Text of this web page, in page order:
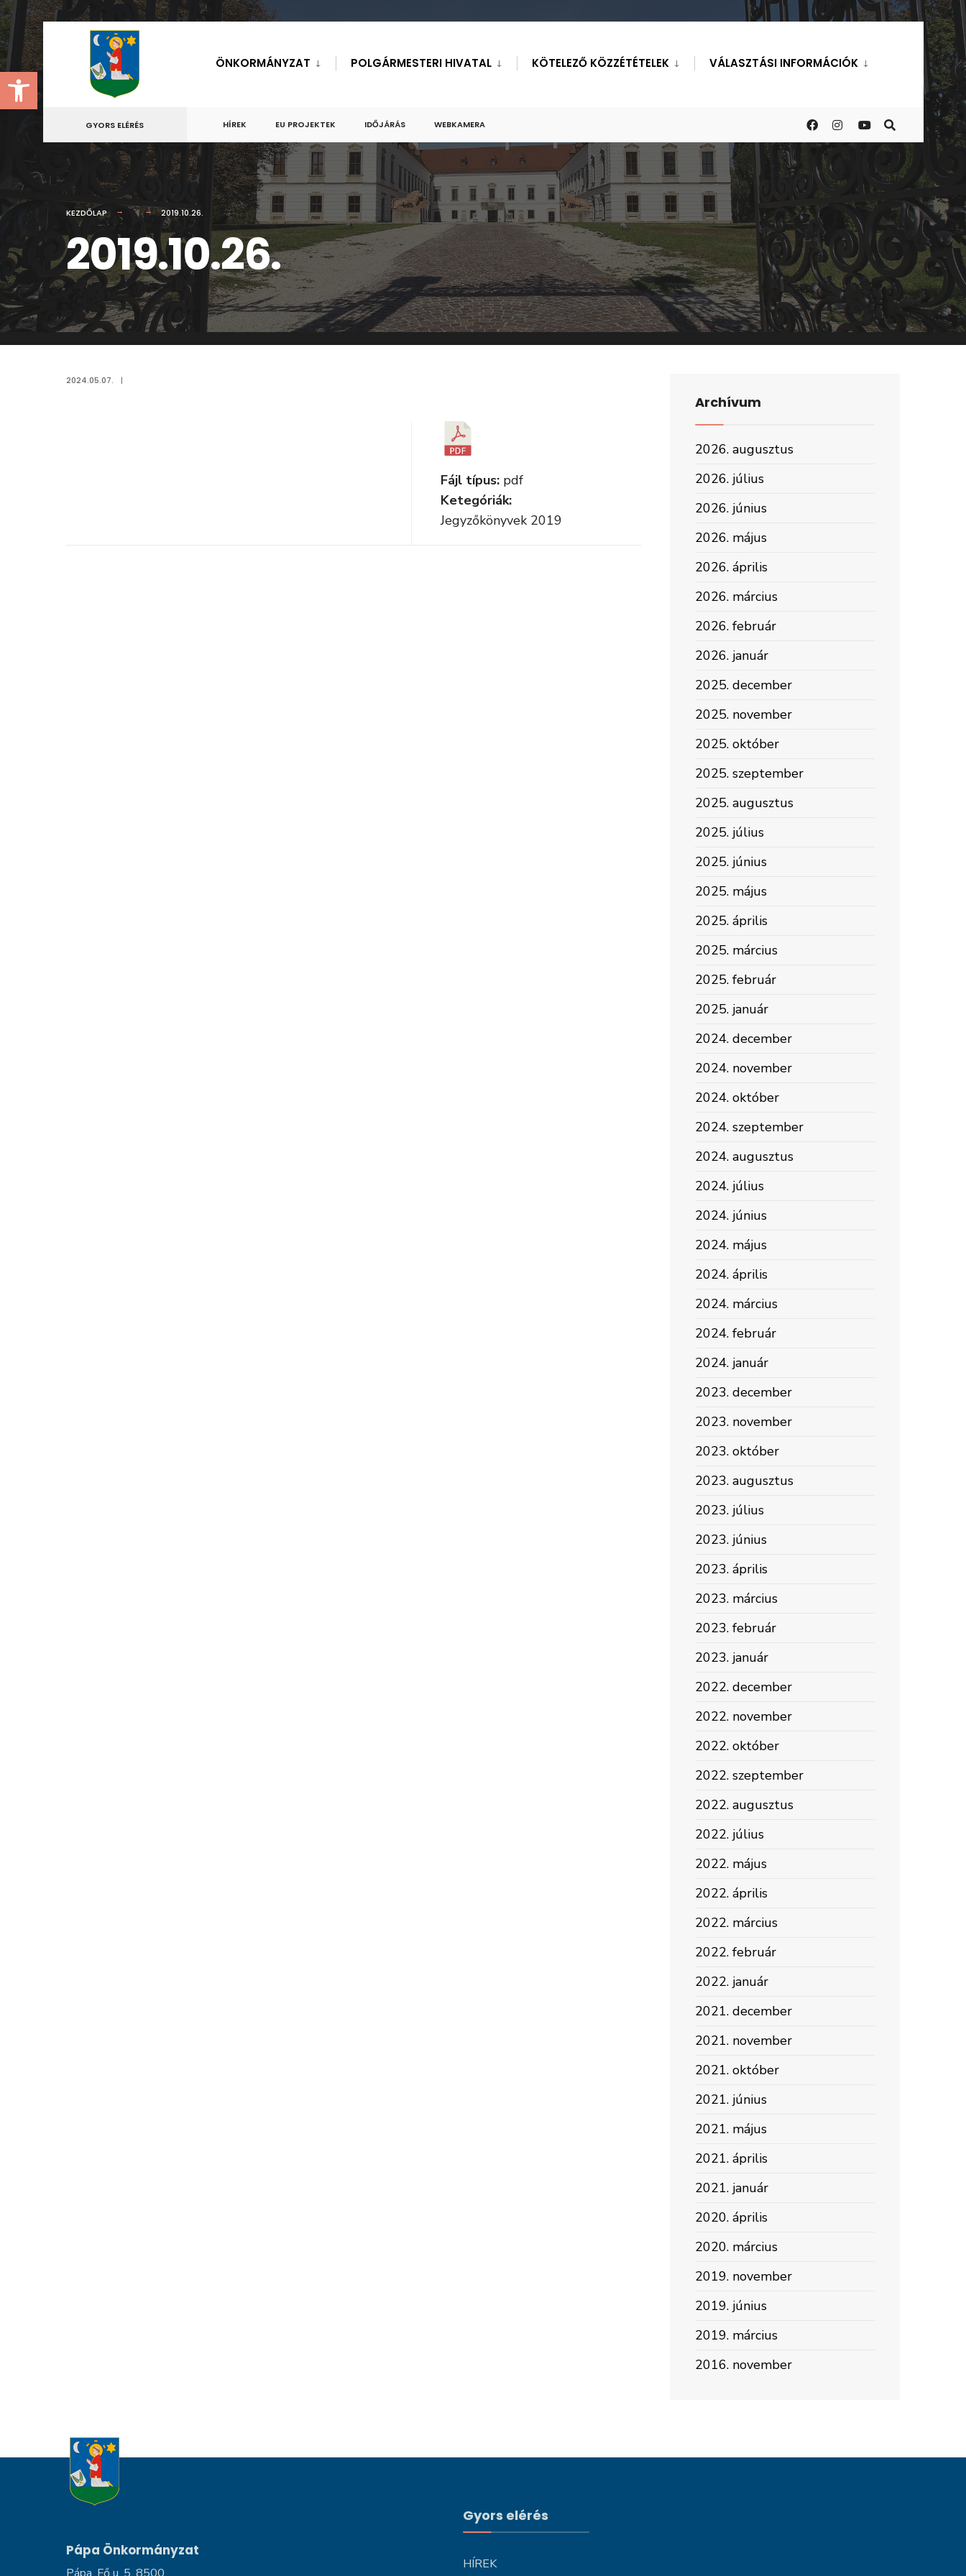
Eszköztár megnyitása
content
ÖNKORMÁNYZAT POLGÁRMESTERI HIVATAL KÖTELEZŐ KÖZZÉTÉTELEK VÁLASZTÁSI INFORMÁCIÓK
GYORS ELÉRÉS HÍREK EU PROJEKTEK IDŐJÁRÁS WEBKAMERA
KEZDŐLAP 2019.10.26.
2019.10.26.
2024.05.07. |
Fájl típus: pdf
Ketegóriák:
Jegyzőkönyvek 2019
Archívum
2026. augusztus
2026. július
2026. június
2026. május
2026. április
2026. március
2026. február
2026. január
2025. december
2025. november
2025. október
2025. szeptember
2025. augusztus
2025. július
2025. június
2025. május
2025. április
2025. március
2025. február
2025. január
2024. december
2024. november
2024. október
2024. szeptember
2024. augusztus
2024. július
2024. június
2024. május
2024. április
2024. március
2024. február
2024. január
2023. december
2023. november
2023. október
2023. augusztus
2023. július
2023. június
2023. április
2023. március
2023. február
2023. január
2022. december
2022. november
2022. október
2022. szeptember
2022. augusztus
2022. július
2022. május
2022. április
2022. március
2022. február
2022. január
2021. december
2021. november
2021. október
2021. június
2021. május
2021. április
2021. január
2020. április
2020. március
2019. november
2019. június
2019. március
2016. november
Pápa Önkormányzat
Gyors elérés
HÍREK